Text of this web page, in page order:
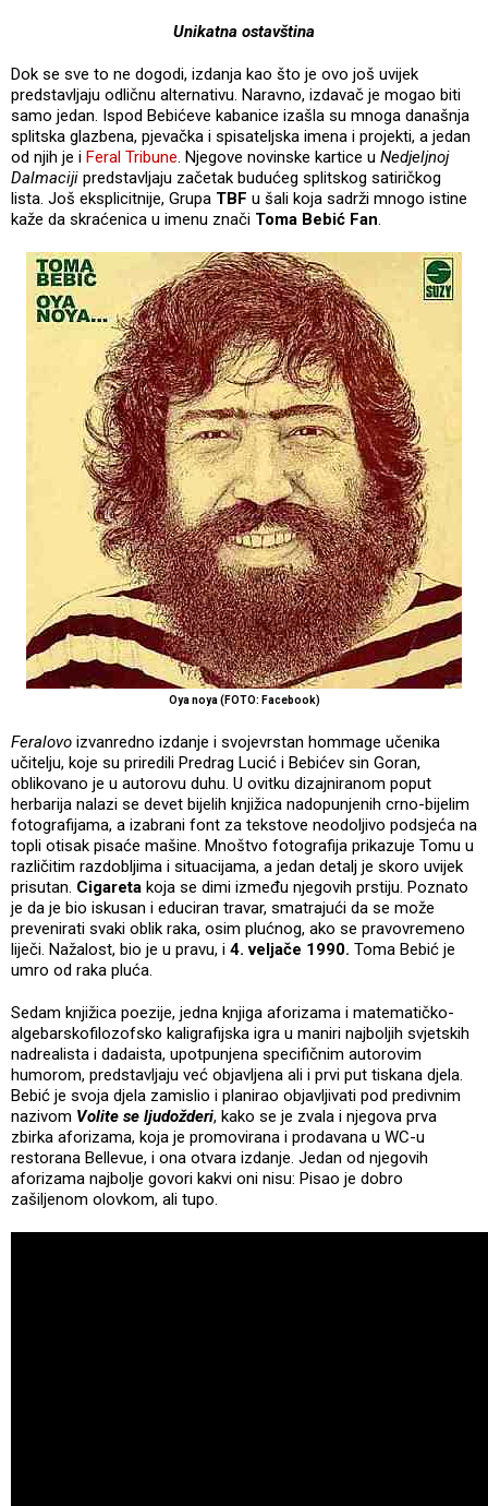
Unikatna ostavština
Dok se sve to ne dogodi, izdanja kao što je ovo još uvijek
predstavljaju odličnu alternativu. Naravno, izdavač je mogao biti
samo jedan. Ispod Bebićeve kabanice izašla su mnoga današnja
splitska glazbena, pjevačka i spisateljska imena i projekti, a jedan
od njih je i Feral Tribune. Njegove novinske kartice u Nedjeljnoj
Dalmaciji predstavljaju začetak budućeg splitskog satiričkog
lista. Još eksplicitnije, Grupa TBF u šali koja sadrži mnogo istine
kaže da skraćenica u imenu znači Toma Bebić Fan.
Oya noya (FOTO: Facebook)
Feralovo izvanredno izdanje i svojevrstan hommage učenika
učitelju, koje su priredili Predrag Lucić i Bebićev sin Goran,
oblikovano je u autorovu duhu. U ovitku dizajniranom poput
herbarija nalazi se devet bijelih knjižica nadopunjenih crno-bijelim
fotografijama, a izabrani font za tekstove neodoljivo podsjeća na
topli otisak pisaće mašine. Mnoštvo fotografija prikazuje Tomu u
različitim razdobljima i situacijama, a jedan detalj je skoro uvijek
prisutan. Cigareta koja se dimi između njegovih prstiju. Poznato
je da je bio iskusan i educiran travar, smatrajući da se može
prevenirati svaki oblik raka, osim plućnog, ako se pravovremeno
liječi. Nažalost, bio je u pravu, i 4. veljače 1990. Toma Bebić je
umro od raka pluća.
Sedam knjižica poezije, jedna knjiga aforizama i matematičko-
algebarskofilozofsko kaligrafijska igra u maniri najboljih svjetskih
nadrealista i dadaista, upotpunjena specifičnim autorovim
humorom, predstavljaju već objavljena ali i prvi put tiskana djela.
Bebić je svoja djela zamislio i planirao objavljivati pod predivnim
nazivom Volite se ljudožderi, kako se je zvala i njegova prva
zbirka aforizama, koja je promovirana i prodavana u WC-u
restorana Bellevue, i ona otvara izdanje. Jedan od njegovih
aforizama najbolje govori kakvi oni nisu: Pisao je dobro
zašiljenom olovkom, ali tupo.